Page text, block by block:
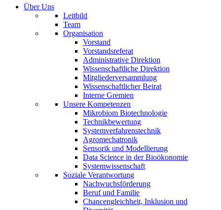
Über Uns
Leitbild
Team
Organisation
Vorstand
Vorstandsreferat
Administrative Direktion
Wissenschaftliche Direktion
Mitgliederversammlung
Wissenschaftlicher Beirat
Interne Gremien
Unsere Kompetenzen
Mikrobiom Biotechnologie
Technikbewertung
Systemverfahrenstechnik
Agromechatronik
Sensorik und Modellierung
Data Science in der Bioökonomie
Systemwissenschaft
Soziale Verantwortung
Nachwuchsförderung
Beruf und Familie
Chancengleichheit, Inklusion und